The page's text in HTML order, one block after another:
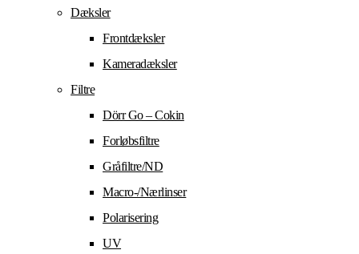
Dæksler
Frontdæksler
Kameradæksler
Filtre
Dörr Go – Cokin
Forløbsfiltre
Gråfiltre/ND
Macro-/Nærlinser
Polarisering
UV